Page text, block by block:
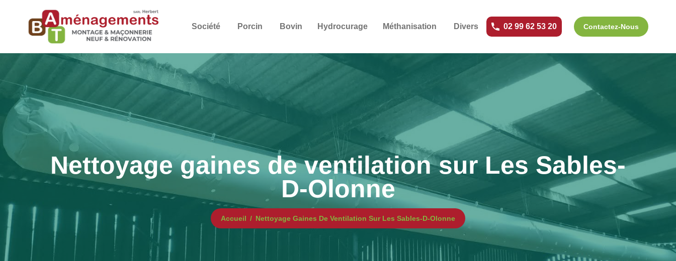
Société Porcin Bovin Hydrocurage Méthanisation Divers 02 99 62 53 20 Contactez-Nous
Nettoyage gaines de ventilation sur Les Sables-
D-Olonne
Accueil Nettoyage Gaines De Ventilation Sur Les Sables-D-Olonne